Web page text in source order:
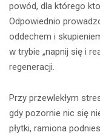
powód, dla którego
Odpowiednio
oddechem i
w trybie „napnij się i
regeneracji.
Przy przewlekłym
gdy pozornie nic się
płytki, ramiona